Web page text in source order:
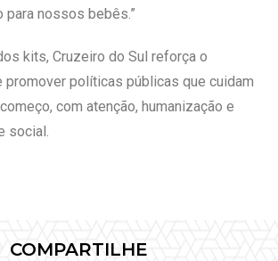
para nossos bebês.”
kits, Cruzeiro do Sul reforça o
políticas públicas que cuidam
com atenção, humanização e
social.
COMPARTILHE